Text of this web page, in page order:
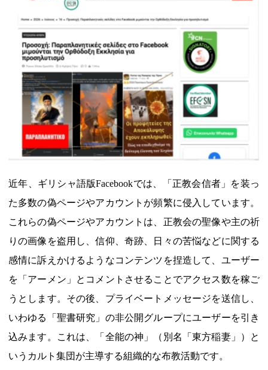
近年、ギリシャ語版Facebookでは、「正教会信者」を装っ
た多数の偽ページやアカウントが頻繁に侵入しています。
これらの偽ページやアカウントは、正教会の聖像や主の祈
りの画像を盗用し、信仰、奇跡、日々の苦悩などに関する
感情に訴えかけるようなコンテンツを捏造して、ユーザー
を「アーメン」とコメントさせることでアクセス数を稼ご
うとします。その後、プライベートメッセージを送信し、
いわゆる「聖書研究」の非公開グループにユーザーを引き
込みます。これは、「全能の神」（別名「東方稲妻」）と
いうカルト集団が主導する組織的な布教活動です。